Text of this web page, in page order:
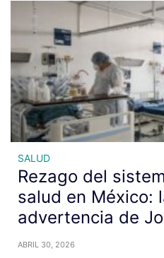
SALUD
Rezago del
salud en México:
advertencia de
ABRIL 30, 2026